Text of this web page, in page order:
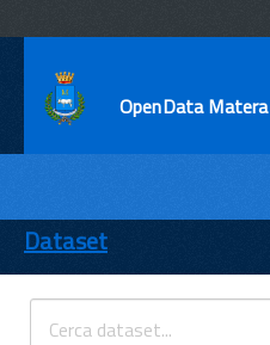
OpenData Matera
ENTI
TEMI
INFORMAZIONI
Dataset